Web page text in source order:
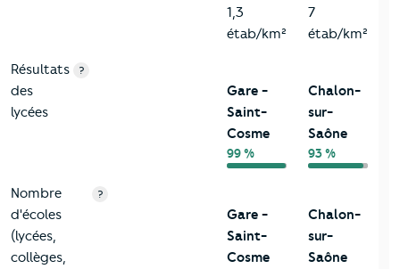
1,3
étab/km²
7
étab/km²
Résultats
des
lycées
?
Gare -
Saint-
Cosme
99 %
Chalon-
sur-
Saône
93 %
Nombre
d'écoles
(lycées,
collèges,
?
Gare -
Saint-
Cosme
Chalon-
sur-
Saône